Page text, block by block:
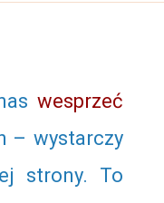
wesprzeć
– wystarczy
strony. To